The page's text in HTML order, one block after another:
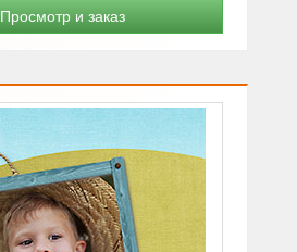
Просмотр и заказ